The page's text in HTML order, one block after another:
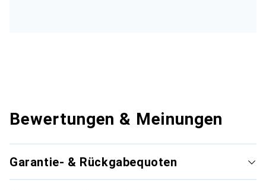
Bewertungen & Meinungen
Garantie- & Rückgabequoten